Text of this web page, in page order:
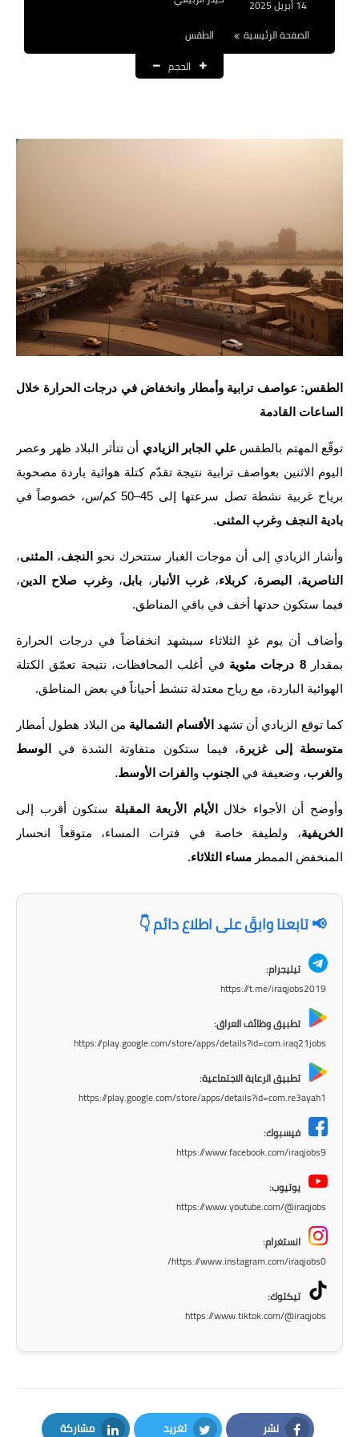
العقود والاجور اليومية
قطع الاراضي
اخبار العراق
الاخبار السياسية
الاخبار الامنية
الاخبار الاقتصادية
المدارس
اخبار وقرارات وزارة التربية
المرحلة الابتدائية
المرحلة المتوسطة
المرحلة الاعدادية
اسئلة وزارية
المرحلة الابتدائية
المرحلة المتوسطة
مرشحات
المرحلة المتوسطة
المرحلة المتوسطة
مواضيع انشاء
14 أبريل 2025
الصفحة الرئيسية
الطقس
الحجم
الطقس: عواصف ترابية وأمطار وانخفاض في درجات الحرارة خلال
الساعات القادمة
توقّع المهتم بالطقس علي الجابر الزيادي أن تتأثر البلاد ظهر وعصر
اليوم الاثنين بعواصف ترابية نتيجة تقدّم كتلة هوائية باردة مصحوبة
برياح غربية نشطة تصل سرعتها إلى 45–50 كم/س، خصوصاً في
بادية النجف وغرب المثنى.
وأشار الزيادي إلى أن موجات الغبار ستتحرك نحو النجف، المثنى،
الناصرية، البصرة،كربلاء،غرب الأنبار ، بابل، وغرب صلاح الدين،
فيما ستكون حدتها أخف في باقي المناطق.
وأضاف أن يوم غدٍ الثلاثاء سيشهد انخفاضاً في درجات الحرارة
بمقدار8 درجات مئوية
في أغلب المحافظات، نتيجة تعمّق الكتلة
الهوائية الباردة، مع رياح معتدلة تنشط أحياناً في بعض المناطق.
كما توقع الزيادي أن تشهد الأقسام الشمالية من البلاد هطول أمطار
متوسطة إلى غزيرة، فيما ستكون متفاوتة الشدة في
الوسط
و الغرب، وضعيفة في الجنوب و الفرات الأوسط.
وأوضح أن الأجواء خلال الأيام الأربعة المقبلة ستكون أقرب إلى
الخريفية، ولطيفة خاصة في فترات المساء، متوقعاً انحسار
المنخفض الممطر مساء الثلاثاء.
📢 تابعنا وابقَ على اطلاع دائم 👇
تيليجرام:
https://t.me/iraqjobs2019
تطبيق وظائف العراق:
https://play.google.com/store/apps/details?id=com.iraq21jobs
تطبيق الرعاية الاجتماعية:
https://play.google.com/store/apps/details?id=com.re3ayah1
فيسبوك:
https://www.facebook.com/iraqjobs9
يوتيوب:
https://www.youtube.com/@iraqjobs
انستغرام:
https://www.instagram.com/iraqjobs0/
تيكتوك:
https://www.tiktok.com/@iraqjobs
نشر تغريد مشاركة